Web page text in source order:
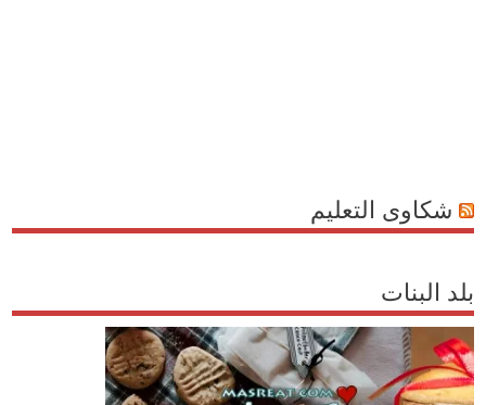
شكاوى التعليم
بلد البنات